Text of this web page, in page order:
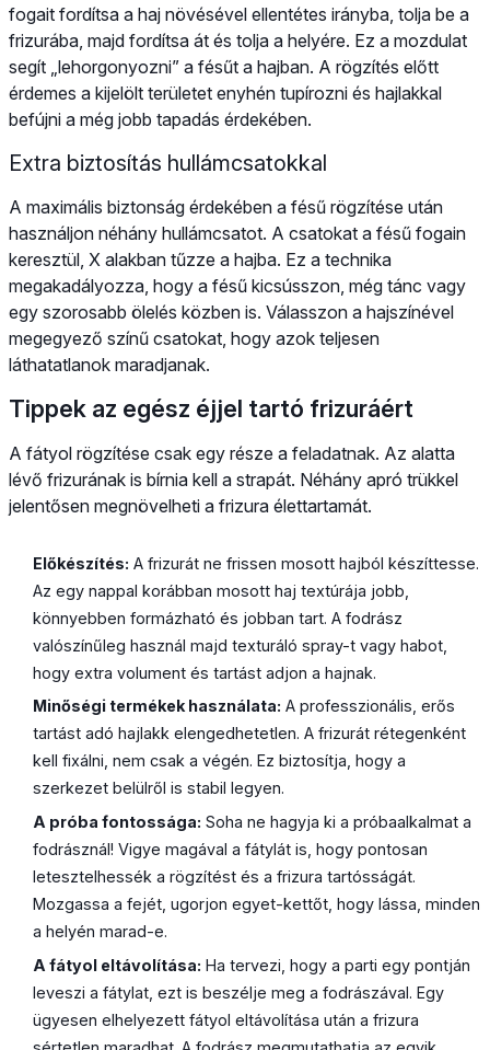
fogait fordítsa a haj növésével ellentétes irányba, tolja be a
frizurába, majd fordítsa át és tolja a helyére. Ez a mozdulat
segít „lehorgonyozni” a fésűt a hajban. A rögzítés előtt
érdemes a kijelölt területet enyhén tupírozni és hajlakkal
befújni a még jobb tapadás érdekében.
Extra biztosítás hullámcsatokkal
A maximális biztonság érdekében a fésű rögzítése után
használjon néhány hullámcsatot. A csatokat a fésű fogain
keresztül, X alakban tűzze a hajba. Ez a technika
megakadályozza, hogy a fésű kicsússzon, még tánc vagy
egy szorosabb ölelés közben is. Válasszon a hajszínével
megegyező színű csatokat, hogy azok teljesen
láthatatlanok maradjanak.
Tippek az egész éjjel tartó frizuráért
A fátyol rögzítése csak egy része a feladatnak. Az alatta
lévő frizurának is bírnia kell a strapát. Néhány apró trükkel
jelentősen megnövelheti a frizura élettartamát.
Előkészítés: A frizurát ne frissen mosott hajból készíttesse.
Az egy nappal korábban mosott haj textúrája jobb,
könnyebben formázható és jobban tart. A fodrász
valószínűleg használ majd texturáló spray-t vagy habot,
hogy extra volument és tartást adjon a hajnak.
Minőségi termékek használata: A professzionális, erős
tartást adó hajlakk elengedhetetlen. A frizurát rétegenként
kell fixálni, nem csak a végén. Ez biztosítja, hogy a
szerkezet belülről is stabil legyen.
A próba fontossága: Soha ne hagyja ki a próbaalkalmat a
fodrásznál! Vigye magával a fátylát is, hogy pontosan
letesztelhessék a rögzítést és a frizura tartósságát.
Mozgassa a fejét, ugorjon egyet-kettőt, hogy lássa, minden
a helyén marad-e.
A fátyol eltávolítása: Ha tervezi, hogy a parti egy pontján
leveszi a fátylat, ezt is beszélje meg a fodrászával. Egy
ügyesen elhelyezett fátyol eltávolítása után a frizura